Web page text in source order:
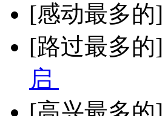
[感动最多的]
[路过最多的]
启